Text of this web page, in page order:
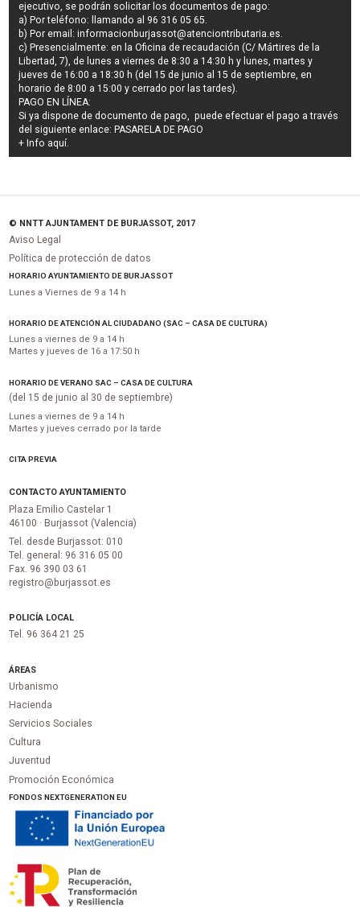
ejecutivo, se podrán solicitar los documentos de pago:
a) Por teléfono: llamando al 96 316 05 65.
b) Por email:informacionburjassot@atenciontributaria.es.
c) Presencialmente: en la Oficina de recaudación (C/ Mártires de la
Libertad, 7), de lunes a viernes de 8:30 a 14:30 h y lunes, martes y
jueves de 16:00 a 18:30 h (del 15 de junio al 15 de septiembre, en
horario de 8:00 a 15:00 y cerrado por las tardes).
PAGO EN LÍNEA:
Si ya dispone de documento de pago, puede efectuar el pago a través
del siguiente enlace: PASARELA DE PAGO
+ Info aquí.
© NNTT AJUNTAMENT DE BURJASSOT, 2017
Aviso Legal
Política de protección de datos
HORARIO AYUNTAMIENTO DE BURJASSOT
Lunes a Viernes de 9 a 14 h
HORARIO DE ATENCIÓN AL CIUDADANO (SAC – CASA DE CULTURA)
Lunes a viernes de 9 a 14 h
Martes y jueves de 16 a 17:50 h
HORARIO DE VERANO SAC – CASA DE CULTURA
(del 15 de junio al 30 de septiembre)
Lunes a viernes de 9 a 14 h
Martes y jueves cerrado por la tarde
CITA PREVIA
CONTACTO AYUNTAMIENTO
Plaza Emilio Castelar 1
46100 · Burjassot (Valencia)
Tel. desde Burjassot: 010
Tel. general: 96 316 05 00
Fax. 96 390 03 61
registro@burjassot.es
POLICÍA LOCAL
Tel. 96 364 21 25
ÁREAS
Urbanismo
Hacienda
Servicios Sociales
Cultura
Juventud
Promoción Económica
FONDOS NEXTGENERATION EU